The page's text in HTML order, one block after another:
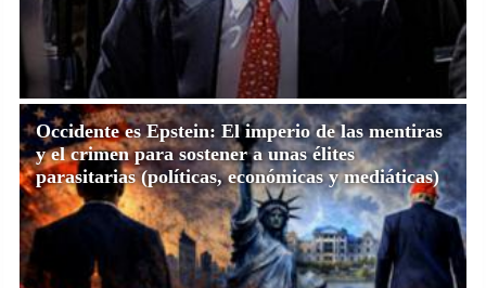
Occidente es Epstein: El imperio de las mentiras
y el crimen para sostener a unas élites
parasitarias (políticas, económicas y mediáticas)